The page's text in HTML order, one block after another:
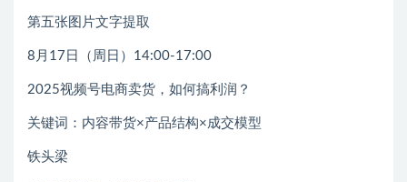
第五张图片文字提取
8月17日（周日）14:00-17:00
2025视频号电商卖货，如何搞利润？
关键词：内容带货×产品结构×成交模型
铁头梁